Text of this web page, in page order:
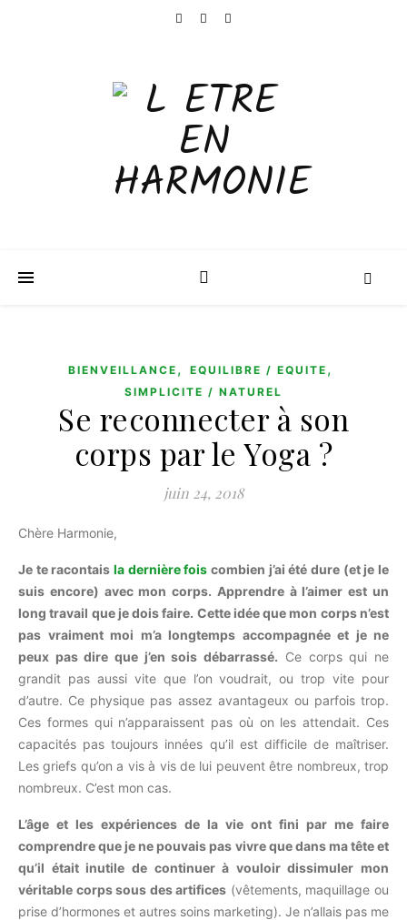
BIENVEILLANCE , EQUILIBRE / EQUITE ,
SIMPLICITE / NATUREL
Se reconnecter à son
corps par le Yoga ?
juin 24, 2018
Chère Harmonie,
Je te racontais la dernière fois combien j’ai été dure (et je le
suis encore) avec mon corps. Apprendre à l’aimer est un
long travail que je dois faire. Cette idée que mon corps n’est
pas vraiment moi m’a longtemps accompagnée et je ne
peux pas dire que j’en sois débarrassé. Ce corps qui ne
grandit pas aussi vite que l’on voudrait, ou trop vite pour
d’autre. Ce physique pas assez avantageux ou parfois trop.
Ces formes qui n’apparaissent pas où on les attendait. Ces
capacités pas toujours innées qu’il est difficile de maîtriser.
Les griefs qu’on a vis à vis de lui peuvent être nombreux, trop
nombreux. C’est mon cas.
L’âge et les expériences de la vie ont fini par me faire
comprendre que je ne pouvais pas vivre que dans ma tête et
qu’il était inutile de continuer à vouloir dissimuler mon
véritable corps sous des artifices (vêtements, maquillage ou
prise d’hormones et autres soins marketing). Je n’allais pas me